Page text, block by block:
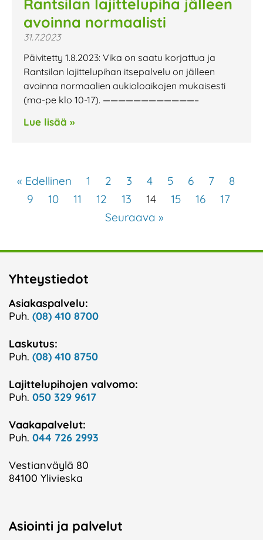
Rantsilan lajittelupiha jälleen
avoinna normaalisti
31.7.2023
Päivitetty 1.8.2023: Vika on saatu korjattua ja
Rantsilan lajittelupihan itsepalvelu on jälleen
avoinna normaalien aukioloaikojen mukaisesti
(ma-pe klo 10-17). ————————————–
Lue lisää »
« Edellinen 1 2 3 4 5 6 7
8
9
10 11 12 13 14 15 16
17
Seuraava »
Yhteystiedot
Asiakaspalvelu:
Puh. (08) 410 8700
Laskutus:
Puh. (08) 410 8750
Lajittelupihojen valvomo:
Puh. 050 329 9617
Vaakapalvelut:
Puh. 044 726 2993
Vestianväylä 80
84100 Ylivieska
Asiointi ja palvelut